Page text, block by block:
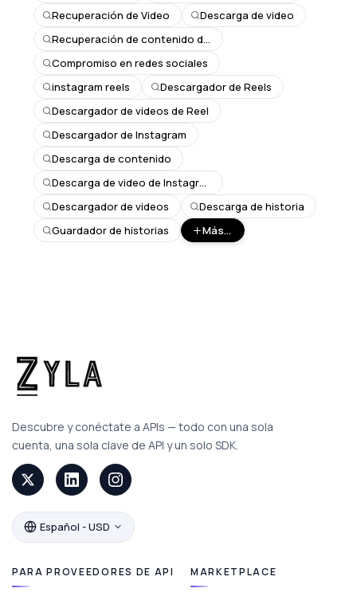
Recuperación de Video
Descarga de video
Recuperación de contenido de Instagram
Compromiso en redes sociales
instagram reels
Descargador de Reels
Descargador de videos de Reel
Descargador de Instagram
Descarga de contenido
Descarga de video de Instagram
Descargador de videos
Descarga de historia
Guardador de historias
Más...
Descubre y conéctate a APIs — todo con una sola
cuenta, una sola clave de API y un solo SDK.
Español - USD
PARA PROVEEDORES DE API MARKETPLACE